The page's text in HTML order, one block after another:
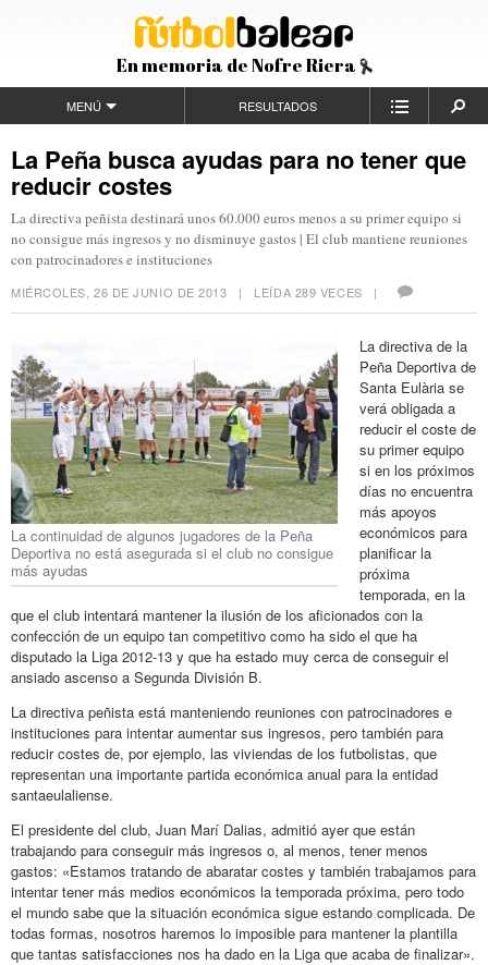
En memoria de Nofre Riera
MENÚ RESULTADOS
La Peña busca ayudas para no tener que
reducir costes
La directiva peñista destinará unos 60.000 euros menos a su primer equipo si
no consigue más ingresos y no disminuye gastos | El club mantiene reuniones
con patrocinadores e instituciones
MIÉRCOLES, 26 DE JUNIO DE 2013 | LEÍDA 289 VECES |
La continuidad de algunos jugadores de la Peña
Deportiva no está asegurada si el club no consigue
más ayudas
La directiva de la
Peña Deportiva de
Santa Eulària se
verá obligada a
reducir el coste de
su primer equipo
si en los próximos
días no encuentra
más apoyos
económicos para
planificar la
próxima
temporada, en la
que el club intentará mantener la ilusión de los aficionados con la
confección de un equipo tan competitivo como ha sido el que ha
disputado la Liga 2012-13 y que ha estado muy cerca de conseguir el
ansiado ascenso a Segunda División B.
La directiva peñista está manteniendo reuniones con patrocinadores e
instituciones para intentar aumentar sus ingresos, pero también para
reducir costes de, por ejemplo, las viviendas de los futbolistas, que
representan una importante partida económica anual para la entidad
santaeulaliense.
El presidente del club, Juan Marí Dalias, admitió ayer que están
trabajando para conseguir más ingresos o, al menos, tener menos
gastos: «Estamos tratando de abaratar costes y también trabajamos para
intentar tener más medios económicos la temporada próxima, pero todo
el mundo sabe que la situación económica sigue estando complicada. De
todas formas, nosotros haremos lo imposible para mantener la plantilla
que tantas satisfacciones nos ha dado en la Liga que acaba de finalizar».